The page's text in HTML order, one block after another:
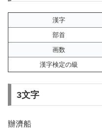
漢字
部首
画数
漢字検定の級
3文字
辦濟船